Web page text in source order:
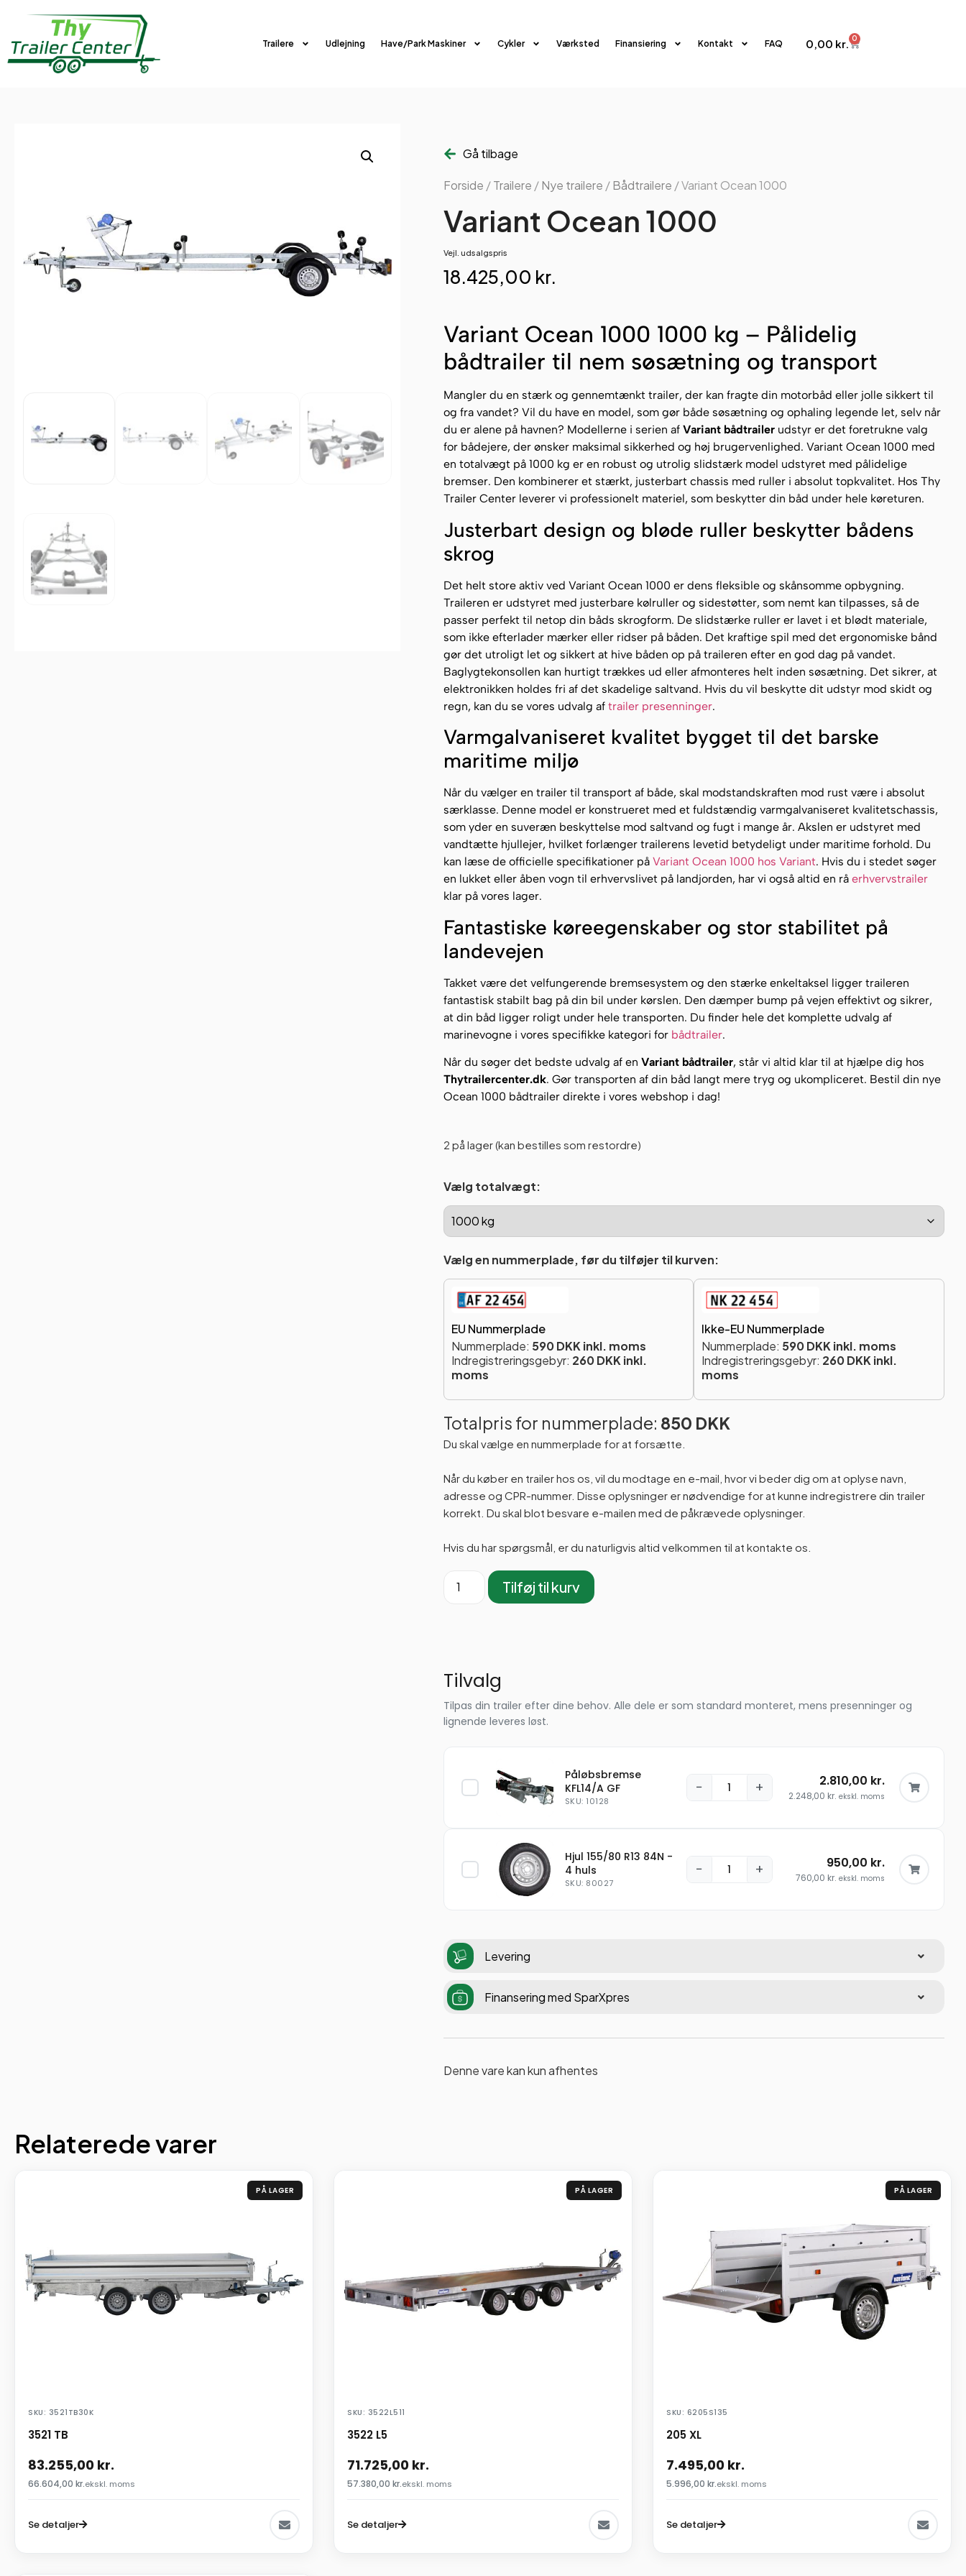
Trailere Udlejning Have/Park Maskiner Cykler Værksted Finansiering Kontakt FAQ 0,00 kr. 0
Gå tilbage
Forside /Trailere /Nye trailere /Bådtrailere / Variant Ocean 1000
Variant Ocean 1000
Vejl. udsalgspris
18.425,00 kr.
Variant Ocean 1000 1000 kg – Pålidelig
bådtrailer til nem søsætning og transport
Mangler du en stærk og gennemtænkt trailer, der kan fragte din motorbåd eller jolle sikkert til
og fra vandet? Vil du have en model, som gør både søsætning og ophaling legende let, selv når
du er alene på havnen? Modellerne i serien af Variant bådtrailerudstyr er det foretrukne valg
for bådejere, der ønsker maksimal sikkerhed og høj brugervenlighed. Variant Ocean 1000 med
en totalvægt på 1000 kg er en robust og utrolig slidstærk model udstyret med pålidelige
bremser. Den kombinerer et stærkt, justerbart chassis med ruller i absolut topkvalitet. Hos Thy
Trailer Center leverer vi professionelt materiel, som beskytter din båd under hele køreturen.
Justerbart design og bløde ruller beskytter bådens
skrog
Det helt store aktiv ved Variant Ocean 1000 er dens fleksible og skånsomme opbygning.
Traileren er udstyret med justerbare kølruller og sidestøtter, som nemt kan tilpasses, så de
passer perfekt til netop din båds skrogform. De slidstærke ruller er lavet i et blødt materiale,
som ikke efterlader mærker eller ridser på båden. Det kraftige spil med det ergonomiske bånd
gør det utroligt let og sikkert at hive båden op på traileren efter en god dag på vandet.
Baglygtekonsollen kan hurtigt trækkes ud eller afmonteres helt inden søsætning. Det sikrer, at
elektronikken holdes fri af det skadelige saltvand. Hvis du vil beskytte dit udstyr mod skidt og
regn, kan du se vores udvalg af trailer presenninger.
Varmgalvaniseret kvalitet bygget til det barske
maritime miljø
Når du vælger en trailer til transport af både, skal modstandskraften mod rust være i absolut
særklasse. Denne model er konstrueret med et fuldstændig varmgalvaniseret kvalitetschassis,
som yder en suveræn beskyttelse mod saltvand og fugt i mange år. Akslen er udstyret med
vandtætte hjullejer, hvilket forlænger trailerens levetid betydeligt under maritime forhold. Du
kan læse de officielle specifikationer på Variant Ocean 1000 hos Variant. Hvis du i stedet søger
en lukket eller åben vogn til erhvervslivet på landjorden, har vi også altid en rå erhvervstrailer
klar på vores lager.
Fantastiske køreegenskaber og stor stabilitet på
landevejen
Takket være det velfungerende bremsesystem og den stærke enkeltaksel ligger traileren
fantastisk stabilt bag på din bil under kørslen. Den dæmper bump på vejen effektivt og sikrer,
at din båd ligger roligt under hele transporten. Du finder hele det komplette udvalg af
marinevogne i vores specifikke kategori for bådtrailer.
Når du søger det bedste udvalg af en Variant bådtrailer, står vi altid klar til at hjælpe dig hos
Thytrailercenter.dk. Gør transporten af din båd langt mere tryg og ukompliceret. Bestil din nye
Ocean 1000 bådtrailer direkte i vores webshop i dag!
2 på lager (kan bestilles som restordre)
Vælg totalvægt:
Vælg en nummerplade, før du tilføjer til kurven:
EU Nummerplade
Nummerplade: 590 DKK inkl. moms
Indregistreringsgebyr: 260 DKK inkl.
moms
Ikke-EU Nummerplade
Nummerplade: 590 DKK inkl. moms
Indregistreringsgebyr: 260 DKK inkl.
moms
Totalpris for nummerplade: 850 DKK
Du skal vælge en nummerplade for at forsætte.
Når du køber en trailer hos os, vil du modtage en e-mail, hvor vi beder dig om at oplyse navn,
adresse og CPR-nummer. Disse oplysninger er nødvendige for at kunne indregistrere din trailer
korrekt. Du skal blot besvare e-mailen med de påkrævede oplysninger.
Hvis du har spørgsmål, er du naturligvis altid velkommen til at kontakte os.
Tilføj til kurv
Tilvalg
Tilpas din trailer efter dine behov. Alle dele er som standard monteret, mens presenninger og
lignende leveres løst.
Påløbsbremse
KFL14/A GF
SKU: 10128
− + 2.810,00 kr.
2.248,00 kr. ekskl. moms
Hjul 155/80 R13 84N -
4 huls
SKU: 80027
− + 950,00 kr.
760,00 kr. ekskl. moms
Levering
Finansering med SparXpres
Denne vare kan kun afhentes
Relaterede varer
PÅ LAGER
SKU: 3521TB30K
3521 TB
83.255,00 kr.
66.604,00 kr.ekskl. moms
Se detaljer
PÅ LAGER
SKU: 3522L511
3522 L5
71.725,00 kr.
57.380,00 kr.ekskl. moms
Se detaljer
PÅ LAGER
SKU: 6205S135
205 XL
7.495,00 kr.
5.996,00 kr.ekskl. moms
Se detaljer